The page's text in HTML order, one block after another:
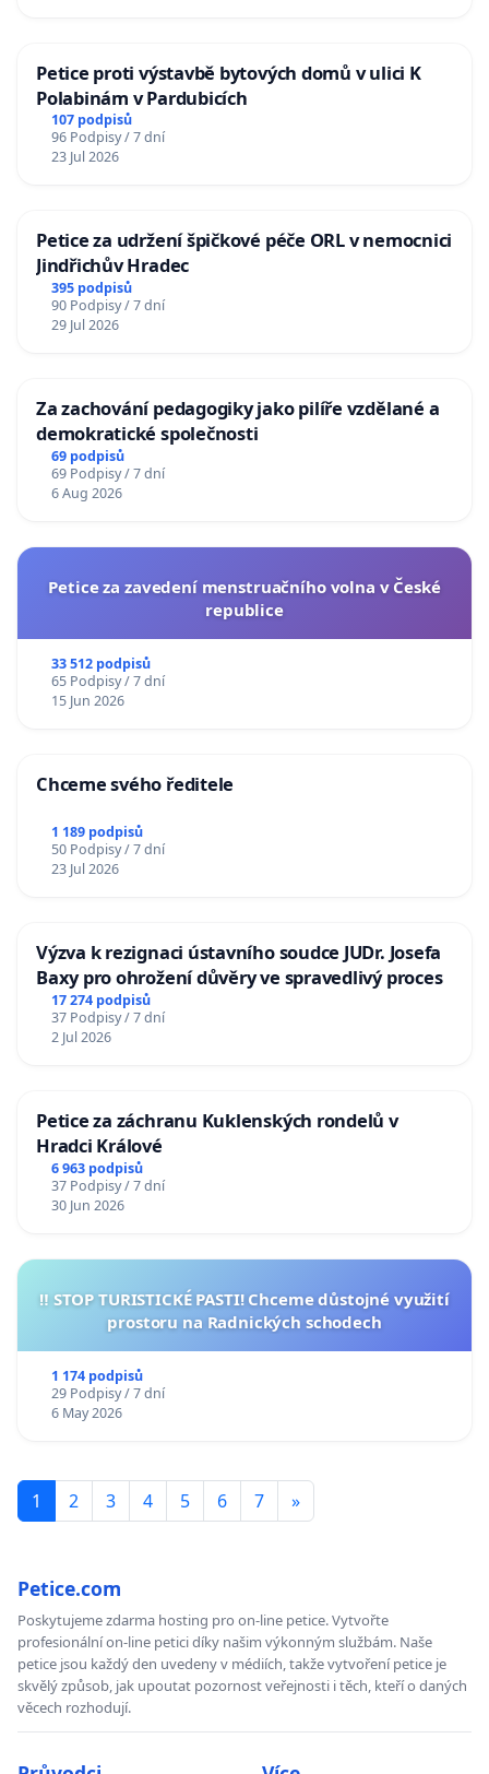
Petice proti výstavbě bytových domů v ulici K
Polabinám v Pardubicích
107 podpisů
96 Podpisy / 7 dní
23 Jul 2026
Petice za udržení špičkové péče ORL v nemocnici
Jindřichův Hradec
395 podpisů
90 Podpisy / 7 dní
29 Jul 2026
Za zachování pedagogiky jako pilíře vzdělané a
demokratické společnosti
69 podpisů
69 Podpisy / 7 dní
6 Aug 2026
Petice za zavedení menstruačního volna v České
republice
33 512 podpisů
65 Podpisy / 7 dní
15 Jun 2026
Chceme svého ředitele
1 189 podpisů
50 Podpisy / 7 dní
23 Jul 2026
Výzva k rezignaci ústavního soudce JUDr. Josefa
Baxy pro ohrožení důvěry ve spravedlivý proces
17 274 podpisů
37 Podpisy / 7 dní
2 Jul 2026
Petice za záchranu Kuklenských rondelů v
Hradci Králové
6 963 podpisů
37 Podpisy / 7 dní
30 Jun 2026
‼️ STOP TURISTICKÉ PASTI! Chceme důstojné využití
prostoru na Radnických schodech
1 174 podpisů
29 Podpisy / 7 dní
6 May 2026
1 2 3 4 5 6 7 »
Petice.com
Poskytujeme zdarma hosting pro on-line petice. Vytvořte
profesionální on-line petici díky našim výkonným službám. Naše
petice jsou každý den uvedeny v médiích, takže vytvoření petice je
skvělý způsob, jak upoutat pozornost veřejnosti i těch, kteří o daných
věcech rozhodují.